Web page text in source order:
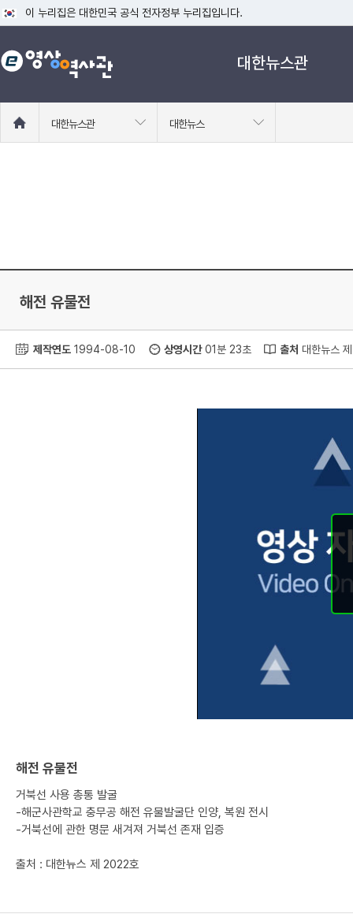
이 누리집은 대한민국 공식 전자정부 누리집입니다.
공식 누리집 주소 확인하기
go.kr 주소를 사용하는 누리집은 대한민국 정부기관이 관리하는 누리집입니
대한뉴스관
로
대한뉴스관 대한뉴스
해전 유물전
제작연도 1994-08-10 상영시간01분 23초 출처 대한뉴스
해전 유물전
거북선 사용 총통 발굴
-해군사관학교 충무공 해전 유물발굴단 인양, 복원 전시
-거북선에 관한 명문 새겨져 거북선 존재 입증
출처 : 대한뉴스 제 2022호